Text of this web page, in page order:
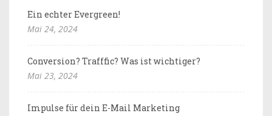
Ein echter Evergreen!
Mai 24, 2024
Conversion? Trafffic? Was ist wichtiger?
Mai 23, 2024
Impulse für dein E-Mail Marketing